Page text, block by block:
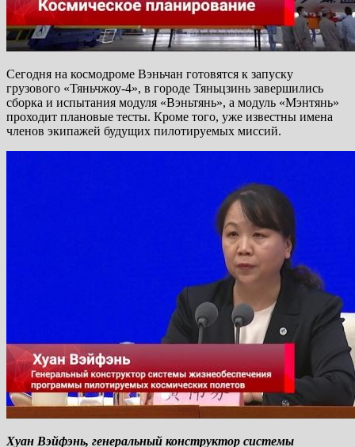
Сегодня на космодроме Вэньчан готовятся к запуску
грузового «Тяньчжоу-4», в городе Тяньцзинь завершились
сборка и испытания модуля «Вэньтянь», а модуль «Мэнтянь»
проходит плановые тесты. Кроме того, уже известны имена
членов экипажей будущих пилотируемых миссий.
Хуан Вэйфэнь, генеральный конструктор системы